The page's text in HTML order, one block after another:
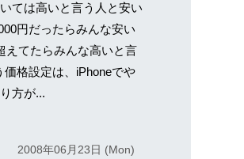
ては高いと言う人と安い
円だったらみんな安い
えてたらみんな高いと言
価格設定は、iPhoneでや
方が...
2008年06月23日 (Mon)